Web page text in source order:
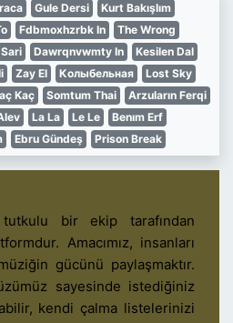
Gule Dersi
Kurt Bakışlım
Fdbmoxhzrbk In
The Wrong
Dawrqnvwmty In
Kesilen Dal
Zay El Колыбельная
Lost Sky
Kaç Somtum Thai
Arzuların Ferqi
La La Le Le
Benım Erf
Ebru Gündeş Prison Break
bir ekip tarafından
Amacımız, insanları
gücünü paylaşmaktır.
sayesinde istediğiniz
kendi çalma listelerinizi